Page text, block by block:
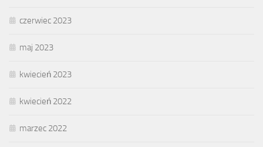
czerwiec 2023
maj 2023
kwiecień 2023
kwiecień 2022
marzec 2022